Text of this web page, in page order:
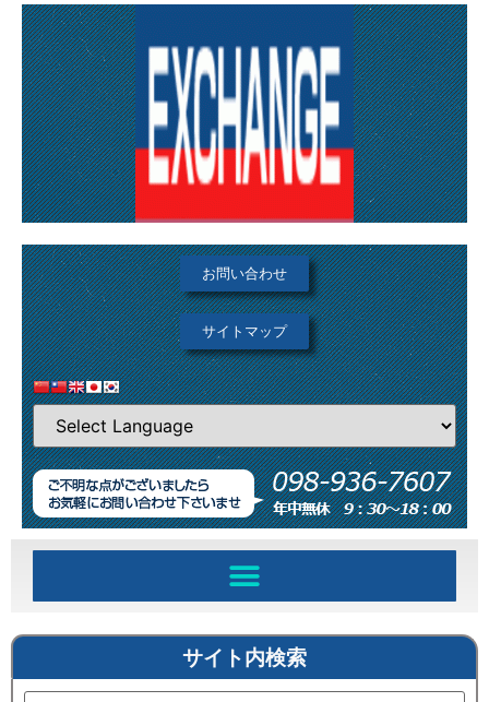
お問い合わせ
サイトマップ
サイト内検索